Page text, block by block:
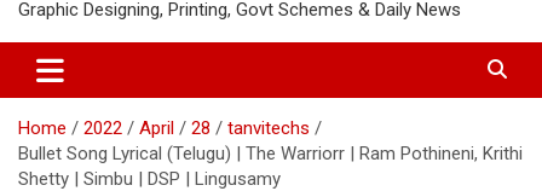
Graphic Designing, Printing, Govt Schemes & Daily News
Home 2022 April 28
tanvitechs
Bullet Song Lyrical (Telugu) | The Warriorr | Ram Pothineni, Krithi
Shetty | Simbu | DSP | Lingusamy